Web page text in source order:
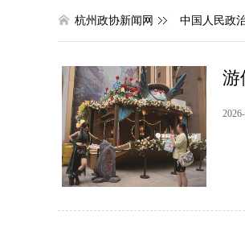
杭州政协新闻网 中国人民政
游